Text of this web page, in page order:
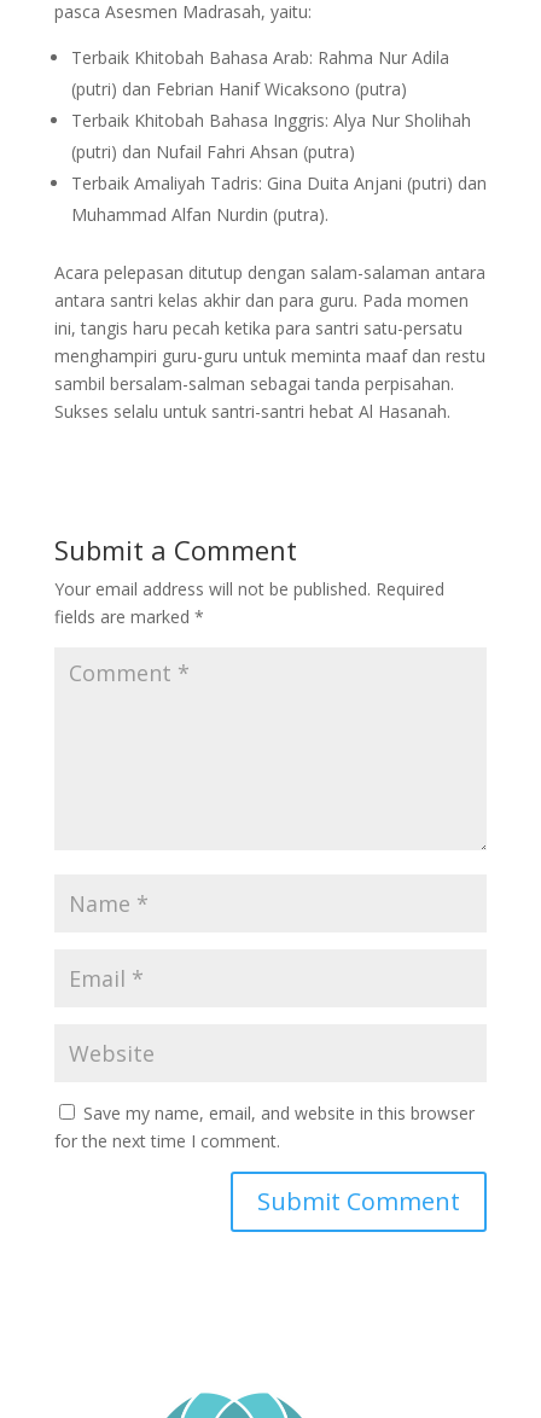
pasca Asesmen Madrasah, yaitu:
Terbaik Khitobah Bahasa Arab: Rahma Nur Adila
(putri) dan Febrian Hanif Wicaksono (putra)
Terbaik Khitobah Bahasa Inggris: Alya Nur Sholihah
(putri) dan Nufail Fahri Ahsan (putra)
Terbaik Amaliyah Tadris: Gina Duita Anjani (putri) dan
Muhammad Alfan Nurdin (putra).
Acara pelepasan ditutup dengan salam-salaman antara
antara santri kelas akhir dan para guru. Pada momen
ini, tangis haru pecah ketika para santri satu-persatu
menghampiri guru-guru untuk meminta maaf dan restu
sambil bersalam-salman sebagai tanda perpisahan.
Sukses selalu untuk santri-santri hebat Al Hasanah.
Submit a Comment
Your email address will not be published. Required
fields are marked *
Save my name, email, and website in this browser
for the next time I comment.